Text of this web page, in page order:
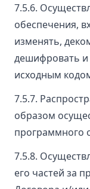
7.5.6.
обеспечения,
изменять,
дешифровать и
исходным
7.5.7.
образом
программного
7.5.8.
его частей за